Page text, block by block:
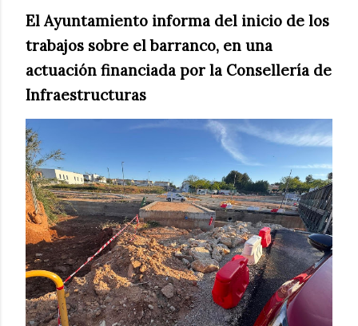
El Ayuntamiento informa del inicio de los
trabajos sobre el barranco, en una
actuación financiada por la Consellería de
Infraestructuras